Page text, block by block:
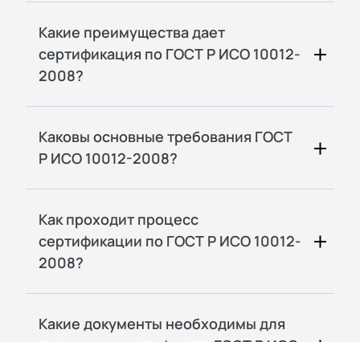
Какие преимущества дает
сертификация по ГОСТ Р ИСО 10012-
2008?
Каковы основные требования ГОСТ
Р ИСО 10012-2008?
Как проходит процесс
сертификации по ГОСТ Р ИСО 10012-
2008?
Какие документы необходимы для